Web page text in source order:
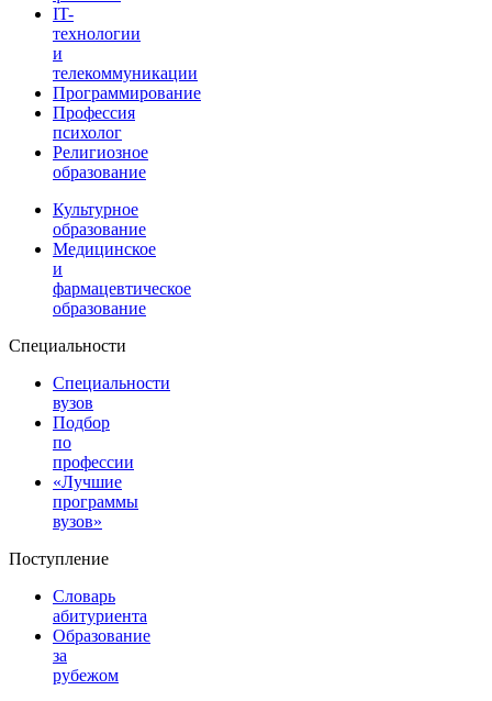
IT-
технологии
и
телекоммуникации
Программирование
Профессия
психолог
Религиозное
образование
Культурное
образование
Медицинское
и
фармацевтическое
образование
Специальности
Специальности
вузов
Подбор
по
профессии
«Лучшие
программы
вузов»
Поступление
Словарь
абитуриента
Образование
за
рубежом